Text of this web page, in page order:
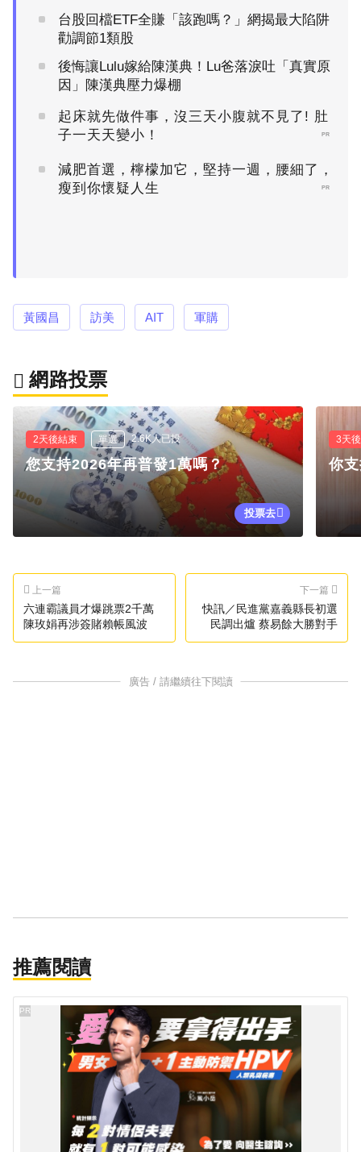
台股回檔ETF全賺「該跑嗎？」網揭最大陷阱
勸調節1類股
後悔讓Lulu嫁給陳漢典！Lu爸落淚吐「真實原
因」陳漢典壓力爆棚
起床就先做件事，沒三天小腹就不見了! 肚
子一天天變小！
PR
減肥首選，檸檬加它，堅持一週，腰細了，
瘦到你懷疑人生
PR
黃國昌 訪美 AIT 軍購
網路投票
2天後結束 單選 2.6K人已投
您支持2026年再普發1萬嗎？
投票去
3天
你
上一篇
六連霸議員才爆跳票2千萬
陳玫娟再涉簽賭賴帳風波
下一篇
快訊／民進黨嘉義縣長初選
民調出爐 蔡易餘大勝對手
廣告 / 請繼續往下閱讀
推薦閱讀
PR